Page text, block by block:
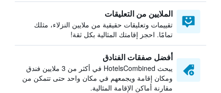
الملايين من التعليقات
تقييمات وتعليقات حقيقية من ملايين النزلاء، مثلك
تمامًا. احجز إقامتك المثالية بكل ثقة!
أفضل صفقات الفنادق
يبحث HotelsCombined في أكثر من 3 ملايين فندق
ومكان إقامة ويجمعهم في مكان واحد حتى تتمكن من
مقارنة أماكن الإقامة المثالية.